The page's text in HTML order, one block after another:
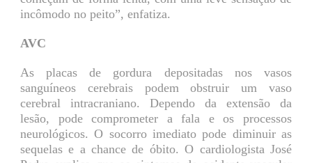
incômodo no peito”, enfatiza.
AVC
As placas de gordura depositadas nos vasos
sanguíneos cerebrais podem obstruir um vaso
cerebral intracraniano. Dependo da extensão da
lesão, pode comprometer a fala e os processos
neurológicos. O socorro imediato pode diminuir as
sequelas e a chance de óbito. O cardiologista José